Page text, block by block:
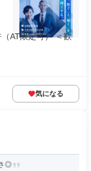
AT限定可） ＜歓
気になる
◎